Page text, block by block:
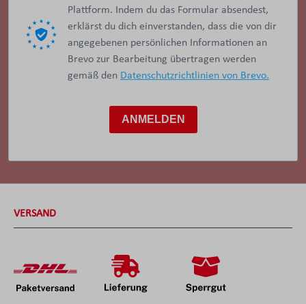
Plattform. Indem du das Formular absendest,
erklärst du dich einverstanden, dass die von dir
angegebenen persönlichen Informationen an
Brevo zur Bearbeitung übertragen werden
gemäß den Datenschutzrichtlinien von Brevo.
ANMELDEN
VERSAND